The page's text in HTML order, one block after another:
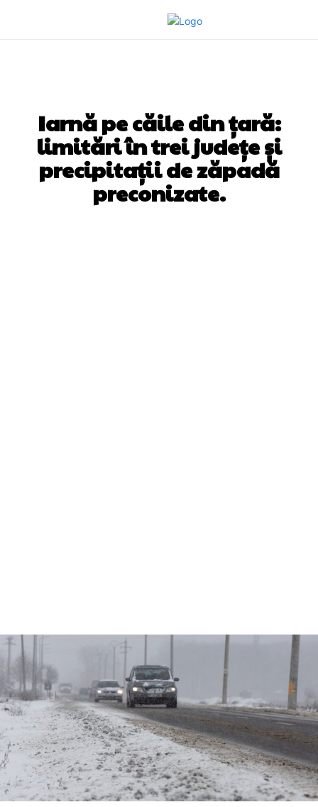
Iarnă pe căile din țară:
limitări în trei județe și
precipitații de zăpadă
preconizate.